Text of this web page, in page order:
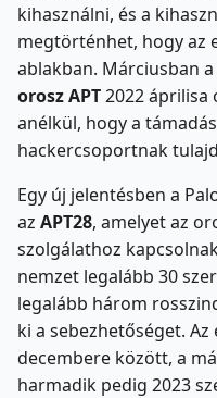
kihasználni, és a
megtörténhet, hogy az
ablakban. Márciusban
orosz APT2022 áprilisa
anélkül, hogy a
hackercsoportnak
Egy új jelentésben a
az APT28, amelyet az
szolgálathoz
nemzet legalább 30
legalább három
ki a sebezhetőséget.
decembere között, a
harmadik pedig 2023